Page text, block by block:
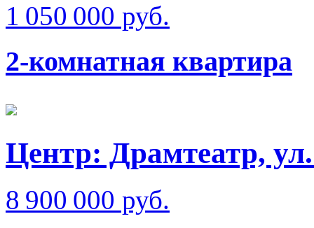
1 050 000 руб.
2-комнатная квартира
Центр: Драмтеатр,
8 900 000 руб.